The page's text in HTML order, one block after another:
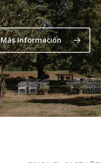
Más Información